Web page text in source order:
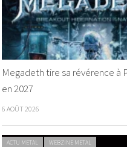
Megadeth tire sa révérence à
en 2027
6 AOÛT 2026
ACTU METAL WEBZINE METAL